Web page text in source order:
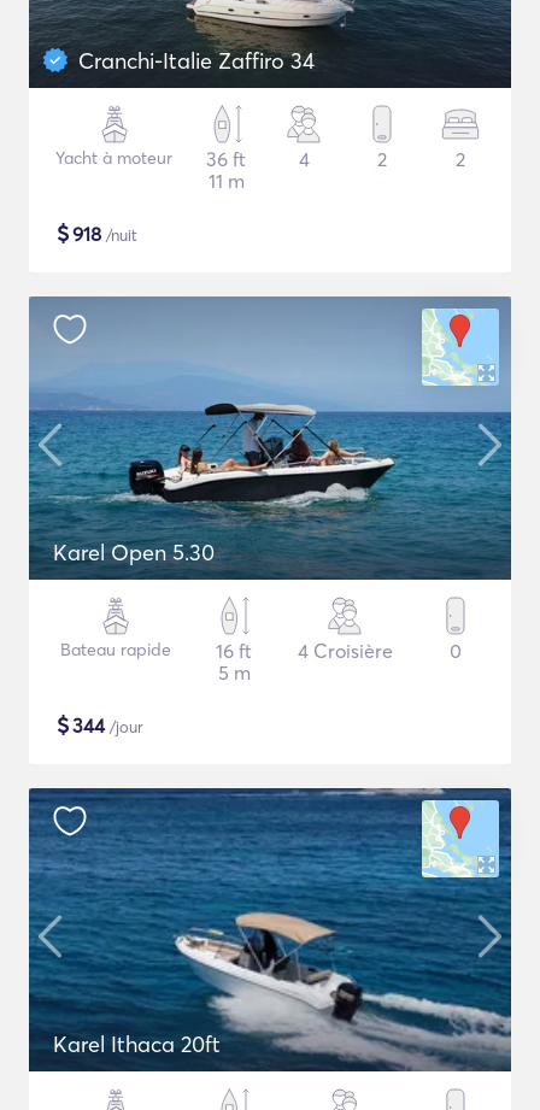
Cranchi-Italie Zaffiro 34
Yacht à moteur
36 ft
11 m
4 2 2
$918 /nuit
Karel Open 5.30
Bateau rapide
16 ft
5 m
4 Croisière 0
$344/jour
Karel Ithaca 20ft